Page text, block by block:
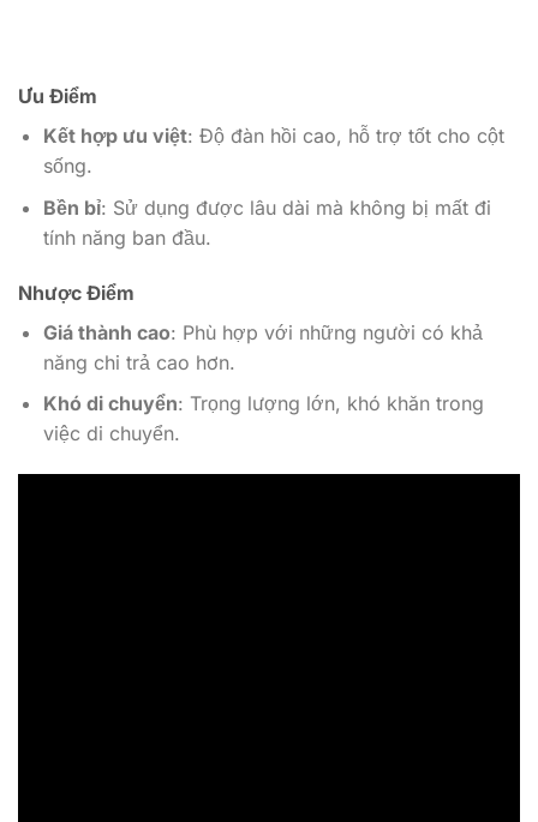
Ưu Điểm
Kết hợp ưu việt: Độ đàn hồi cao, hỗ trợ tốt cho cột
sống.
Bền bỉ: Sử dụng được lâu dài mà không bị mất đi
tính năng ban đầu.
Nhược Điểm
Giá thành cao: Phù hợp với những người có khả
năng chi trả cao hơn.
Khó di chuyển: Trọng lượng lớn, khó khăn trong
việc di chuyển.